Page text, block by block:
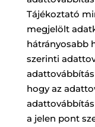
Tájékoztató
megjelölt
hátrányosabb
szerinti
hogy az
a jelen pont